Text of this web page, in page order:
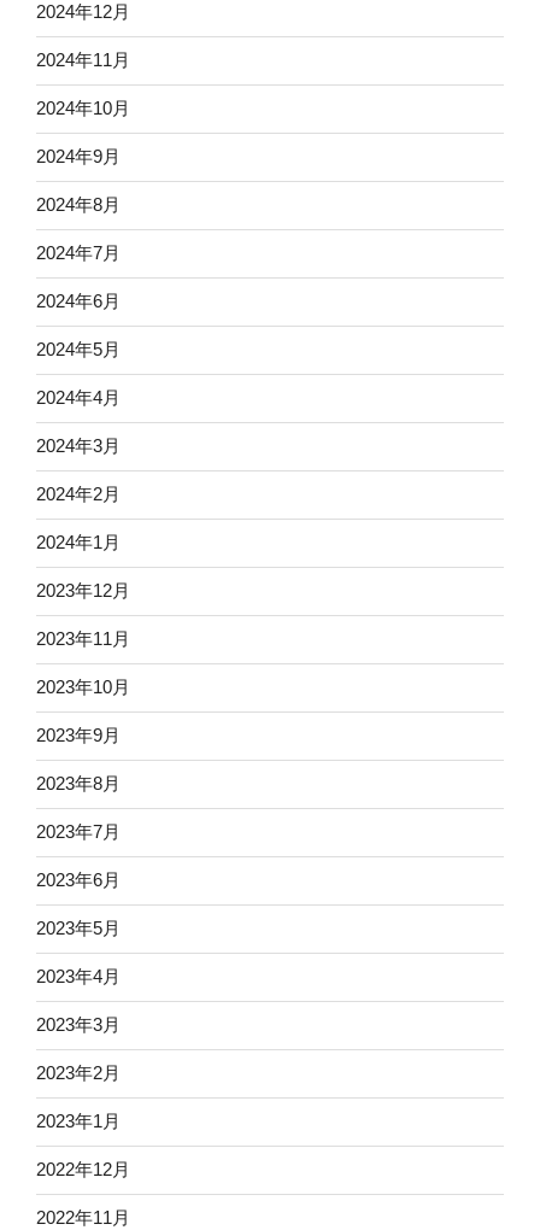
2024年12月
2024年11月
2024年10月
2024年9月
2024年8月
2024年7月
2024年6月
2024年5月
2024年4月
2024年3月
2024年2月
2024年1月
2023年12月
2023年11月
2023年10月
2023年9月
2023年8月
2023年7月
2023年6月
2023年5月
2023年4月
2023年3月
2023年2月
2023年1月
2022年12月
2022年11月